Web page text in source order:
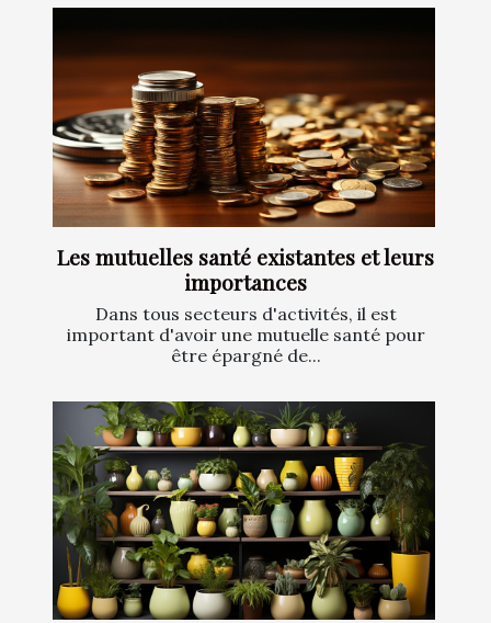
Les mutuelles santé existantes et leurs
importances
Dans tous secteurs d'activités, il est
important d'avoir une mutuelle santé pour
être épargné de...